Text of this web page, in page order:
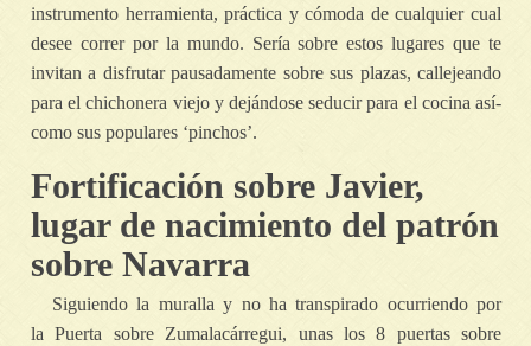
instrumento herramienta, práctica y cómoda de cualquier cual
desee correr por la mundo. Serí­a sobre estos lugares que te
invitan a disfrutar pausadamente sobre sus plazas, callejeando
para el chichonera viejo y dejándose seducir para el cocina así­
como sus populares ‘pinchos’.
Fortificación sobre Javier,
lugar de nacimiento del patrón
sobre Navarra
Siguiendo la muralla y no ha transpirado ocurriendo por
la Puerta sobre Zumalacárregui, unas los 8 puertas sobre